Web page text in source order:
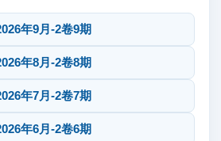
年9月-2卷9期
年8月-2卷8期
年7月-2卷7期
年6月-2卷6期